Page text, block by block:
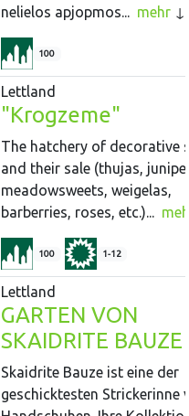
nelielos apjopmos... mehr
100
Lettland
"Krogzeme"
The hatchery of decorative
and their sale (thujas,
meadowsweets, weigelas,
barberries, roses, etc.)...
100 1-12
Lettland
GARTEN VON
SKAIDRITE BAUZE
Skaidrite Bauze ist eine der
geschicktesten Strickerinne